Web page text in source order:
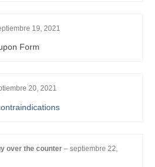
19, 2021
Form
20, 2021
over the counter – septiembre 22,